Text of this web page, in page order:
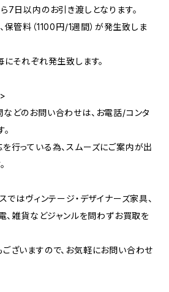
7日以内のお引き渡しとなります。
管料（1100円/1週間）が発生致しま
それぞれ発生致します。
どのお問い合わせは、お電話/コンタ
行っている為、スムーズにご案内が出
ではヴィンテージ・デザイナーズ家具、
、雑貨などジャンルを問わずお買取を
ざいますので、お気軽にお問い合わせ